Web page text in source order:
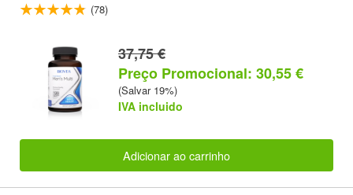
(78)
37,75 €
Preço Promocional: 30,55 €
(Salvar 19%)
IVA incluido
Adicionar ao carrinho